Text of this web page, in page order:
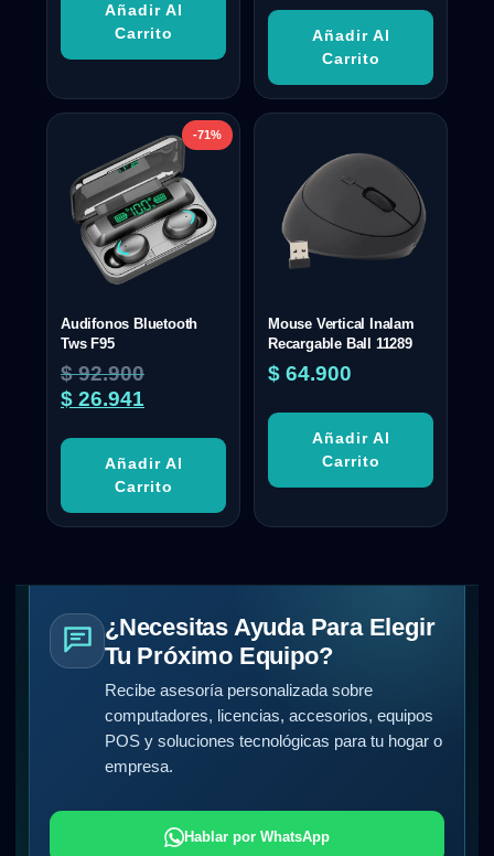
Añadir Al
Carrito
Añadir Al
Carrito
-71%
Audifonos Bluetooth
Tws F95
$92.900
$ 26.941
Añadir Al
Carrito
Mouse Vertical Inalam
Recargable Ball 11289
$ 64.900
Añadir Al
Carrito
¿Necesitas Ayuda Para Elegir
Tu Próximo Equipo?
Recibe asesoría personalizada sobre
computadores, licencias, accesorios, equipos
POS y soluciones tecnológicas para tu hogar o
empresa.
Hablar por WhatsApp